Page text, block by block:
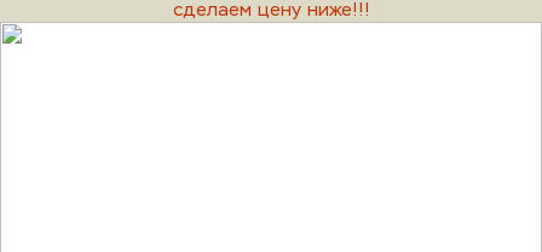
сделаем цену ниже!!!